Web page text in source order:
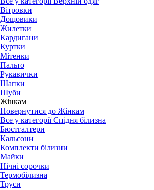
Вітровки
Дощовики
Жилетки
Кардигани
Куртки
Мітенки
Пальто
Рукавички
Шапки
Шуби
Жінкам
Повернутися до Жінкам
Все у категорії Спідня білизна
Бюстгалтери
Кальсони
Комплекти білизни
Майки
Нічні сорочки
Термобілизна
Труси